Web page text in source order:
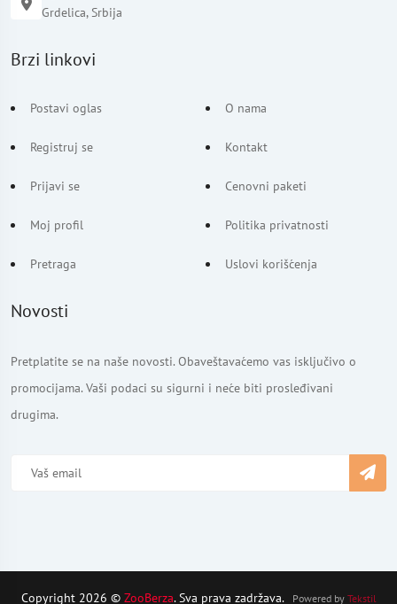
Grdelica, Srbija
Brzi linkovi
Postavi oglas
Registruj se
Prijavi se
Moj profil
Pretraga
O nama
Kontakt
Cenovni paketi
Politika privatnosti
Uslovi korišćenja
Novosti
Pretplatite se na naše novosti. Obaveštavaćemo vas isključivo o
promocijama. Vaši podaci su sigurni i neće biti prosleđivani
drugima.
Copyright 2026 © ZooBerza. Sva prava zadržava. Powered by Tekstil